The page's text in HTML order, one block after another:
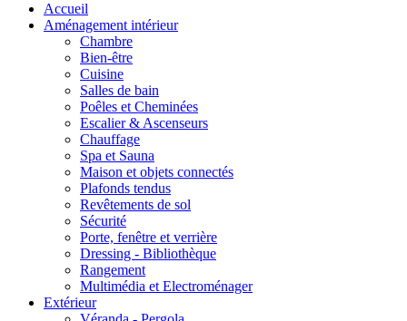
Accueil
Aménagement intérieur
Chambre
Bien-être
Cuisine
Salles de bain
Poêles et Cheminées
Escalier & Ascenseurs
Chauffage
Spa et Sauna
Maison et objets connectés
Plafonds tendus
Revêtements de sol
Sécurité
Porte, fenêtre et verrière
Dressing - Bibliothèque
Rangement
Multimédia et Electroménager
Extérieur